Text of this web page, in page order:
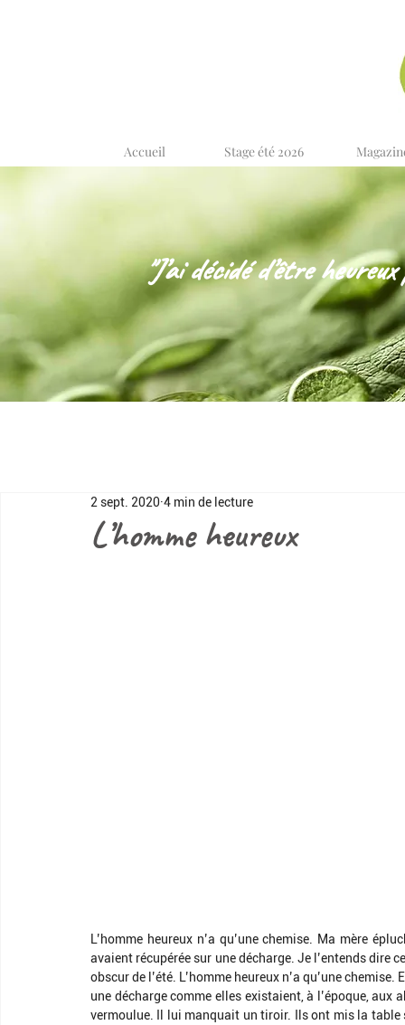
Accueil Stage été 2026
"J’ai décidé d’être
L’homme heureux
2 sept. 2020 4 min de lecture
L’homme heureux n’a qu’une chemise. Ma mère
avaient récupérée sur une décharge. Je l’entends dire
obscur de l’été. L’homme heureux n’a qu’une
une décharge comme elles existaient, à l’époque, aux
vermoulue. Il lui manquait un tiroir. Ils ont mis la table